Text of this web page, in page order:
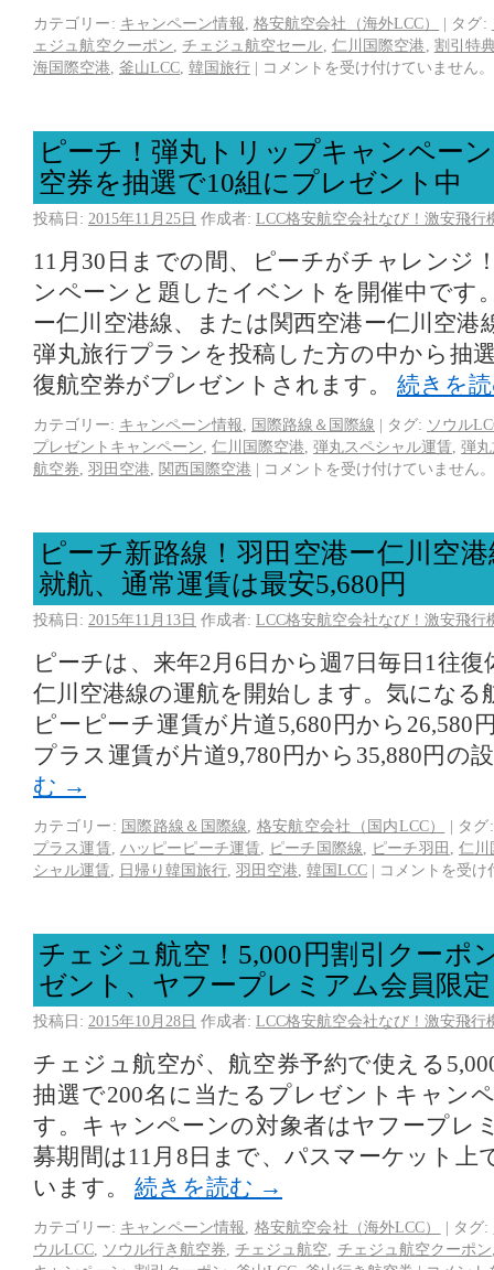
カテゴリー: キャンペーン情報 格安航空会社（海外LCC） | タグ:
ェジュ航空クーポン
チェジュ航空セール 仁川国際空港
割引特
海国際空港 釜山LCC 韓国旅行 | コメントを受け付けていません。
ピーチ！弾丸トリップキャンペー
空券を抽選で10組にプレゼント中
投稿日: 2015年11月25日 作成者: LCC格安航空会社なび！激安飛行
11月30日までの間、ピーチがチャレンジ
ンペーンと題したイベントを開催中です
ー仁川空港線、または関西空港ー仁川空港
弾丸旅行プランを投稿した方の中から抽
復航空券がプレゼントされます。 続きを
カテゴリー: キャンペーン情報 国際路線＆国際線 | タグ: ソウル
プレゼントキャンペーン 仁川国際空港 弾丸スペシャル運賃 弾
航空券 羽田空港 関西国際空港 | コメントを受け付けていません。
ピーチ新路線！羽田空港ー仁川空
就航、通常運賃は最安5,680円
投稿日: 2015年11月13日 作成者: LCC格安航空会社なび！激安飛行
ピーチは、来年2月6日から週7日毎日1往
仁川空港線の運航を開始します。気になる
ピーピーチ運賃が片道5,680円から26,580
プラス運賃が片道9,780円から35,880円の
む →
カテゴリー: 国際路線＆国際線 格安航空会社（国内LCC） | タグ:
プラス運賃 ハッピーピーチ運賃 ピーチ国際線 ピーチ羽田
仁川
シャル運賃
日帰り韓国旅行 羽田空港 韓国LCC | コメントを受け
チェジュ航空！5,000円割引クーポ
ゼント、ヤフープレミアム会員限定
投稿日: 2015年10月28日 作成者: LCC格安航空会社なび！激安飛行
チェジュ航空が、航空券予約で使える
抽選で200名に当たるプレゼントキャン
す。キャンペーンの対象者はヤフープレ
募期間は11月8日まで、パスマーケット上
います。 続きを読む →
カテゴリー: キャンペーン情報 格安航空会社（海外LCC） | タグ:
ウルLCC
ソウル行き航空券 チェジュ航空 チェジュ航空クーポン